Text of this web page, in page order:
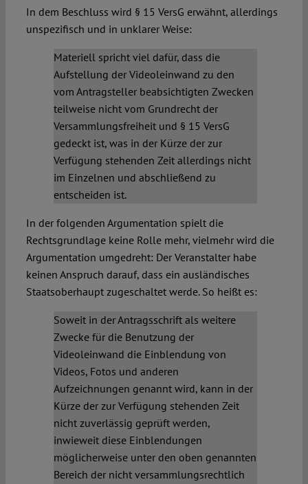
In dem Beschluss wird § 15 VersG erwähnt, allerdings
unspezifisch und in unklarer Weise:
Materiell spricht viel dafür, dass die
Aufstellung der Videoleinwand zu den
vom Antragsteller beabsichtigten Zwecken
teilweise nicht vom Grundrecht der
Versammlungsfreiheit und § 15 VersG
gedeckt ist, was in der Kürze der zur
Verfügung stehenden Zeit allerdings nicht
im Einzelnen und abschließend zu
entscheiden ist.
In der folgenden Argumentation spielt die
Rechtsgrundlage keine Rolle mehr, vielmehr wird die
Argumentation umgedreht: Der Veranstalter habe
keinen Anspruch darauf, dass ein ausländisches
Staatsoberhaupt zugeschaltet werde. So heißt es:
Soweit in der Antragsschrift als weitere
Zwecke für die Benutzung der
Videoleinwand die Einblendung von
Videos, Fotos und anderen
Aufzeichnungen genannt wird, kann in der
Kürze der zur Verfügung stehenden Zeit
nicht zuverlässig geprüft werden,
inwieweit diese Einblendungen
möglicherweise unter den oben genannten
Bereich der nicht versammlungsrechtlich